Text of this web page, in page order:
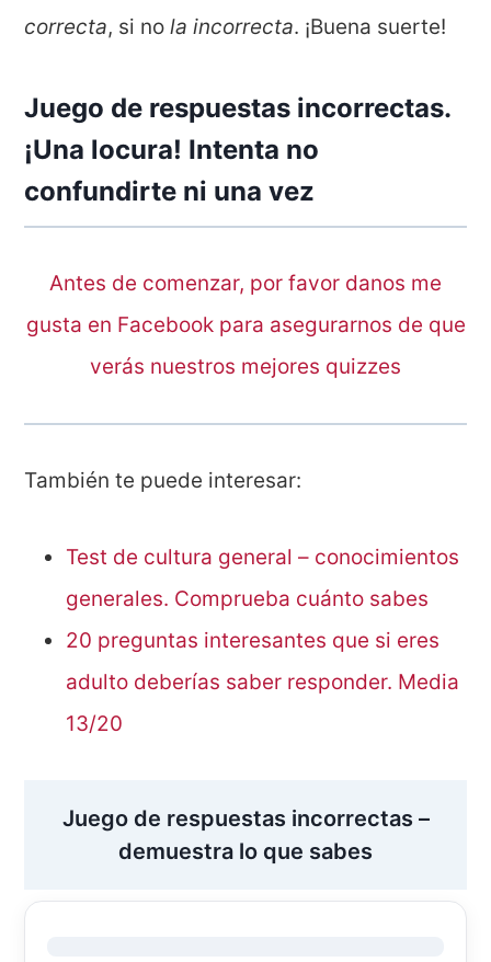
correcta, si nola incorrecta. ¡Buena suerte!
Juego de respuestas incorrectas.
¡Una locura! Intenta no
confundirte ni una vez
Antes de comenzar, por favor danos me
gusta en Facebook para asegurarnos de que
verás nuestros mejores quizzes
También te puede interesar:
Test de cultura general – conocimientos
generales. Comprueba cuánto sabes
20 preguntas interesantes que si eres
adulto deberías saber responder. Media
13/20
Juego de respuestas incorrectas –
demuestra lo que sabes